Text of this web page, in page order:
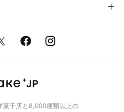
菓子店と8,000種類以上の